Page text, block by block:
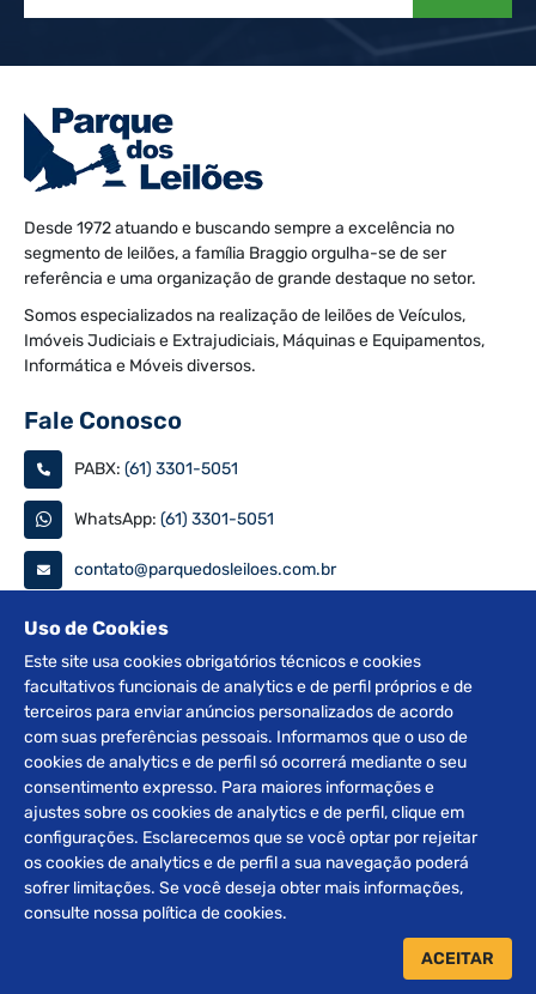
Desde 1972 atuando e buscando sempre a excelência no
segmento de leilões, a família Braggio orgulha-se de ser
referência e uma organização de grande destaque no setor.
Somos especializados na realização de leilões de Veículos,
Imóveis Judiciais e Extrajudiciais, Máquinas e Equipamentos,
Informática e Móveis diversos.
Fale Conosco
PABX: (61) 3301-5051
WhatsApp: (61) 3301-5051
contato@parquedosleiloes.com.br
Consulte seu documento
PESQUISAR
Siga nas redes
2012 © Copyright Parque dos Leilões. Desenvolvido por
Uso de Cookies
Este site usa cookies obrigatórios técnicos e cookies
facultativos funcionais de analytics e de perfil próprios e de
terceiros para enviar anúncios personalizados de acordo
com suas preferências pessoais. Informamos que o uso de
cookies de analytics e de perfil só ocorrerá mediante o seu
consentimento expresso. Para maiores informações e
ajustes sobre os cookies de analytics e de perfil, clique em
configurações. Esclarecemos que se você optar por rejeitar
os cookies de analytics e de perfil a sua navegação poderá
sofrer limitações. Se você deseja obter mais informações,
consulte nossa política de cookies.
ACEITAR